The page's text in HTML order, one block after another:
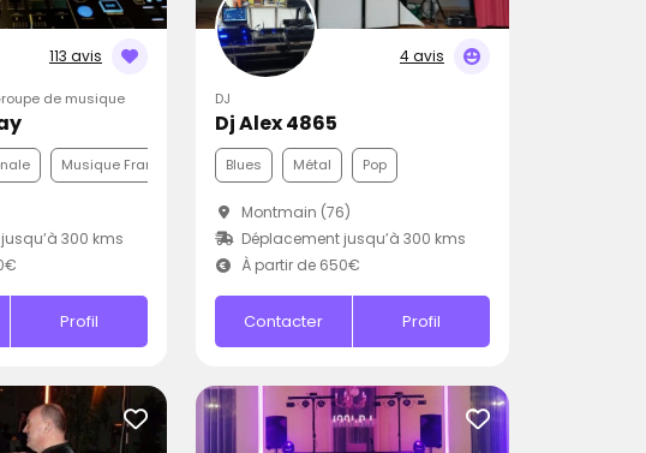
113 avis
de musique
Musique Française Pop
300 kms
Profil
4 avis
DJ
Dj Alex 4865
Blues Métal Pop
Montmain (76)
Déplacement jusqu’à 300 kms
À partir de 650€
Contacter Profil